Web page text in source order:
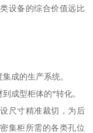
设备的综合价值远比
成的生产系统。
成型柜体的*转化。
尺寸精准裁切，为后
集柜所需的各类孔位